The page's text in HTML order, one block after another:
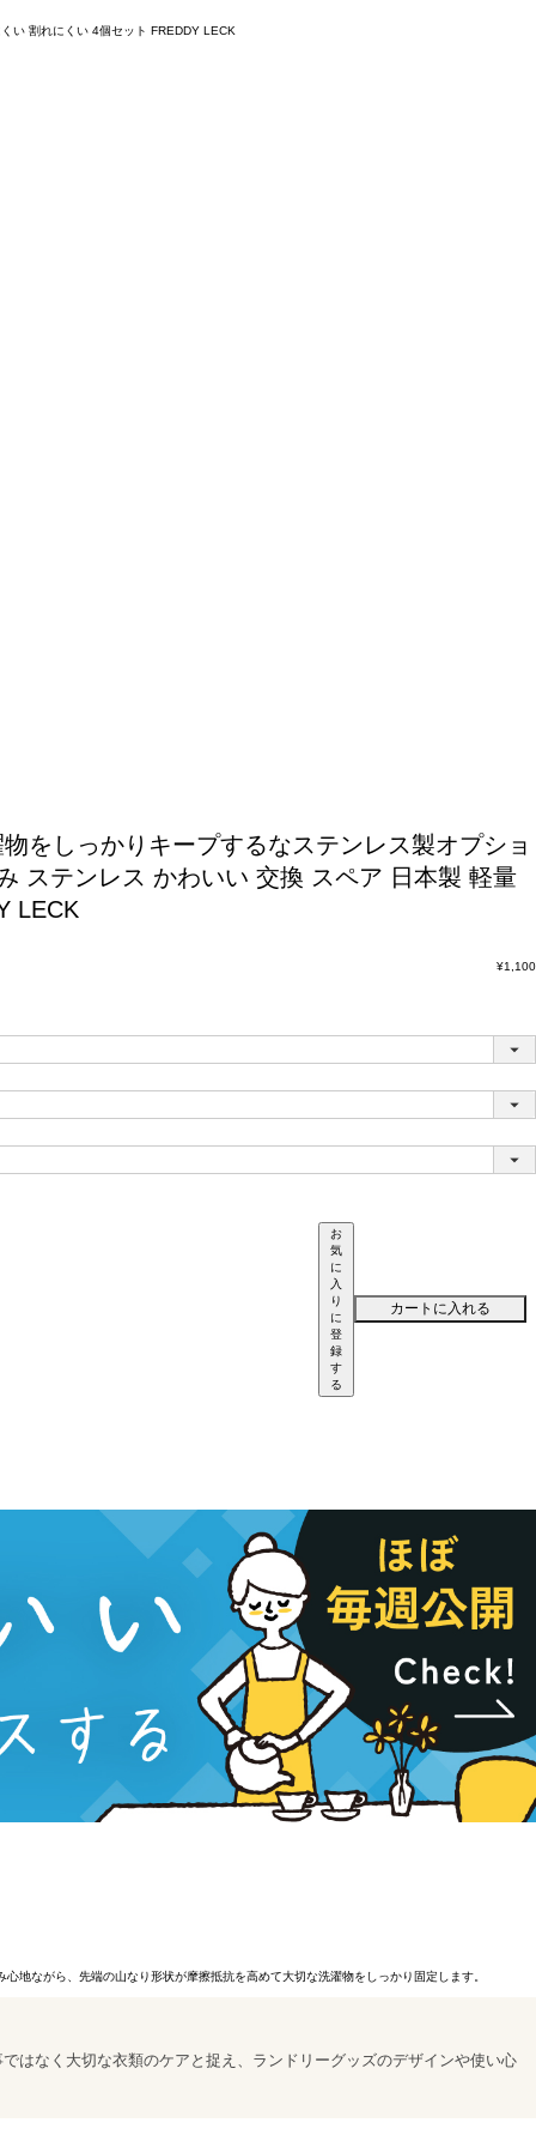
い 割れにくい 4個セット FREDDY LECK
をしっかりキープするなステンレス製オプショ
ステンレス かわいい 交換 スペア 日本製 軽量
LECK
¥1,100
お
気
に
入
り
に
登
録
す
る
カートに入れる
地ながら、先端の山なり形状が摩擦抵抗を高めて大切な洗濯物をしっかり固定します。
はなく大切な衣類のケアと捉え、ランドリーグッズのデザインや使い心